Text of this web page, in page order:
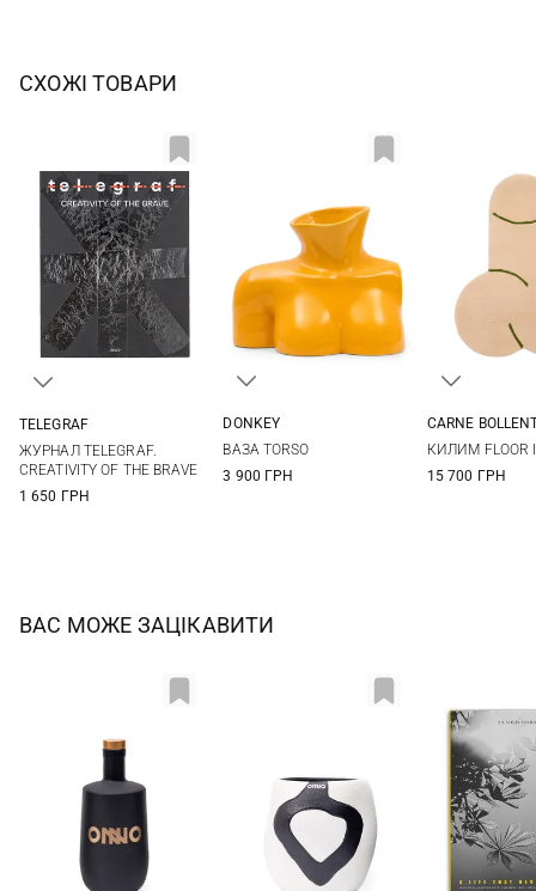
СХОЖІ ТОВАРИ
TELEGRAF
ЖУРНАЛ TELEGRAF.
CREATIVITY OF THE BRAVE
1 650 ГРН
DONKEY
ВАЗА TORSO
3 900 ГРН
CARNE
КИЛИМ FLOOR
15 700 ГРН
ВАС МОЖЕ ЗАЦІКАВИТИ